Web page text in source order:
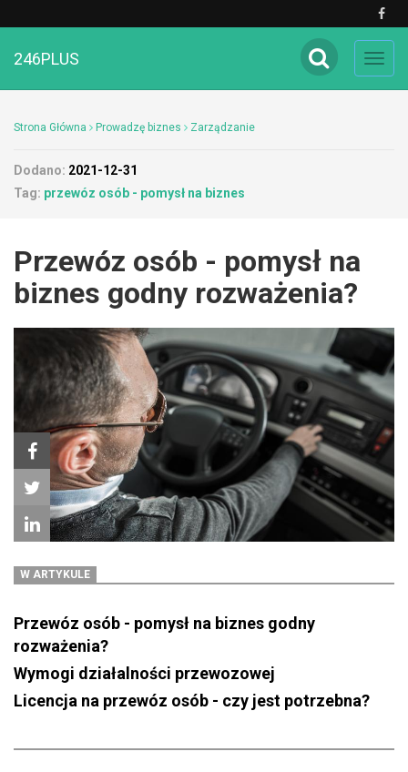
246PLUS
Strona Główna Prowadzę biznes Zarządzanie
Dodano: 2021-12-31
Tag: przewóz osób - pomysł na biznes
Przewóz osób - pomysł na
biznes godny rozważenia?
W ARTYKULE
Przewóz osób - pomysł na biznes godny
rozważenia?
Wymogi działalności przewozowej
Licencja na przewóz osób - czy jest potrzebna?